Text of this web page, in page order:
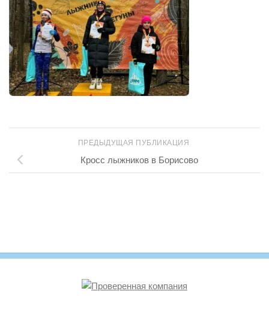
ПРЕДЫДУЩАЯ ПУБЛИКАЦИЯ
Кросс лыжников в Борисово